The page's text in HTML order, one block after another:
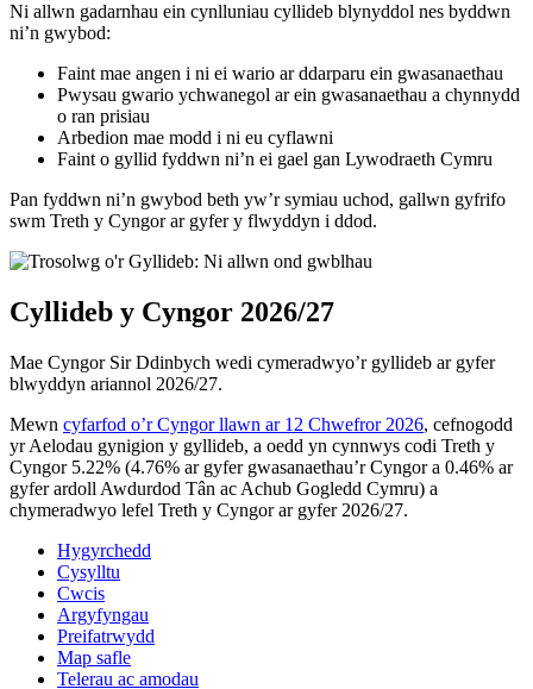
Ni allwn gadarnhau ein cynlluniau cyllideb blynyddol nes byddwn
ni’n gwybod:
Faint mae angen i ni ei wario ar ddarparu ein gwasanaethau
Pwysau gwario ychwanegol ar ein gwasanaethau a chynnydd
o ran prisiau
Arbedion mae modd i ni eu cyflawni
Faint o gyllid fyddwn ni’n ei gael gan Lywodraeth Cymru
Pan fyddwn ni’n gwybod beth yw’r symiau uchod, gallwn gyfrifo
swm Treth y Cyngor ar gyfer y flwyddyn i ddod.
Cyllideb y Cyngor 2026/27
Mae Cyngor Sir Ddinbych wedi cymeradwyo’r gyllideb ar gyfer
blwyddyn ariannol 2026/27.
Mewn cyfarfod o’r Cyngor llawn ar 12 Chwefror 2026, cefnogodd
yr Aelodau gynigion y gyllideb, a oedd yn cynnwys codi Treth y
Cyngor 5.22% (4.76% ar gyfer gwasanaethau’r Cyngor a 0.46% ar
gyfer ardoll Awdurdod Tân ac Achub Gogledd Cymru) a
chymeradwyo lefel Treth y Cyngor ar gyfer 2026/27.
Hygyrchedd
Cysylltu
Cwcis
Argyfyngau
Preifatrwydd
Map safle
Telerau ac amodau